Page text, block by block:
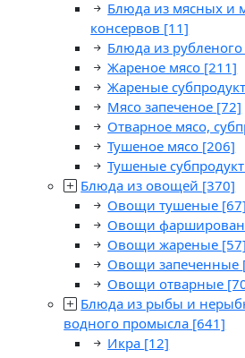
Блюда из мясных и
консервов [11]
Блюда из рубленого
Жареное мясо [211]
Жареные
Мясо запеченое [72]
Отварное мясо,
Тушеное мясо [206]
Тушеные
Блюда из овощей [370]
Овощи тушеные [67]
Овощи
Овощи жареные [57]
Овощи запеченные
Овощи отварные
Блюда из рыбы и
водного промысла [641]
Икра [12]